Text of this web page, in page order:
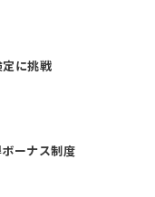
に挑戦
ボーナス制度